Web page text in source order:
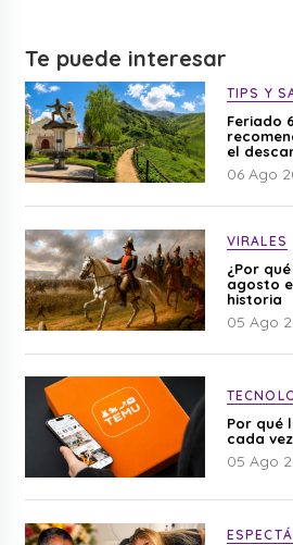
Te puede interesar
TIPS Y
Feriado
el
06 Ago
VIRALES
¿Por
agosto
historia
05 Ago
Por qué
cada
05 Ago